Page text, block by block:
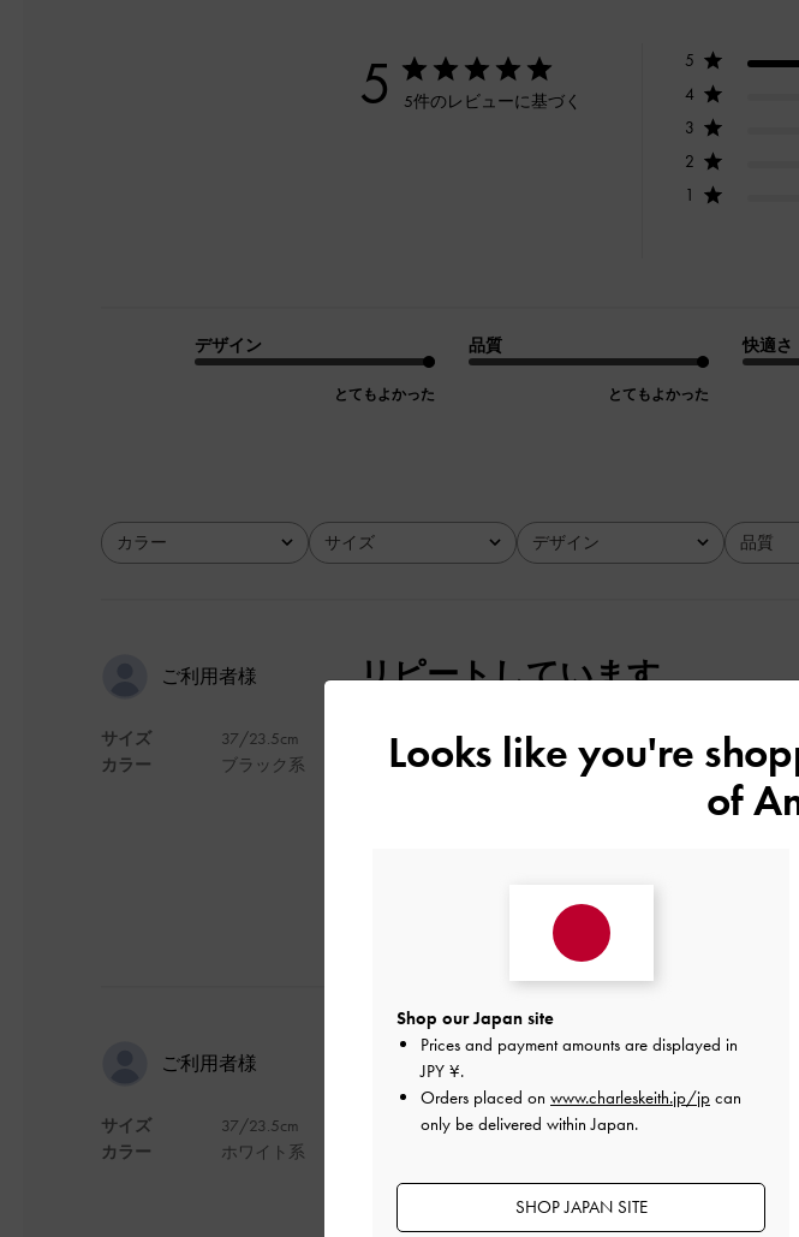
5 5件のレビューに基づく
5
4
3
2
1
デザイン
とてもよかった
品質
とてもよかった
快適さ
カラー
全て サイズ
全て デザイン
全て 品質
全て
ご利用者様
サイズ
カラー
37/23.5cm
ブラック系
リピートしています
柔らかくて歩きやすいです。
ご利用者様
サイズ
カラー
37/23.5cm
ホワイト系
perfec
It is comfortable when I use it♥️
Looks like you're
of
Shop our Japan site
Prices and payment amounts are displayed in
JPY ¥.
Orders placed on www.charleskeith.jp/jp can
only be delivered within Japan.
SHOP JAPAN SITE